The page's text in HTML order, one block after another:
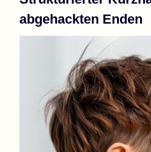
abgehackten Enden